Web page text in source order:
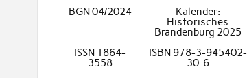
BGN 04/2024
Kalender:
Historisches
Brandenburg 2025
ISSN 1864-
3558
ISBN 978-3-945402-
30-6